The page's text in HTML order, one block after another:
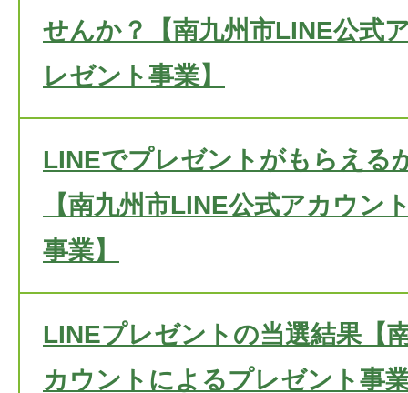
せんか？【南九州市LINE公式
レゼント事業】
LINEでプレゼントがもらえる
【南九州市LINE公式アカウン
事業】
LINEプレゼントの当選結果【
カウントによるプレゼント事